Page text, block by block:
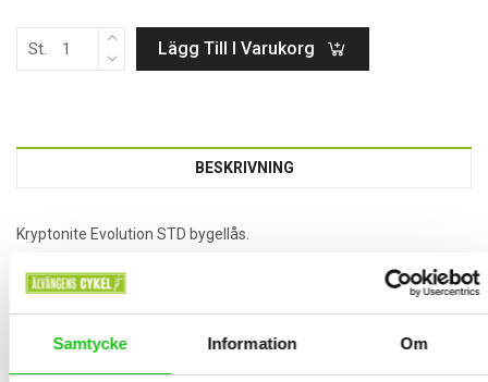
Samtycke Information Om
St. Lägg Till I Varukorg
BESKRIVNING
Kryptonite Evolution STD bygellås.
bygellås som kombinerar hög säkerhet med smidig användning,
levereras med ett praktiskt fäste och har bygel samt låsmekanism
klädda i slitstarkt, följsamt nylon för att skydda din cykel mot repor.